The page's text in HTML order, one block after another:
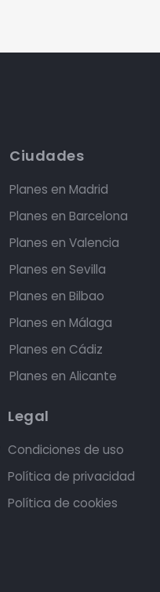
Ciudades
Planes en Madrid
Planes en Barcelona
Planes en Valencia
Planes en Sevilla
Planes en Bilbao
Planes en Málaga
Planes en Cádiz
Planes en Alicante
Legal
Condiciones de uso
Política de privacidad
Política de cookies